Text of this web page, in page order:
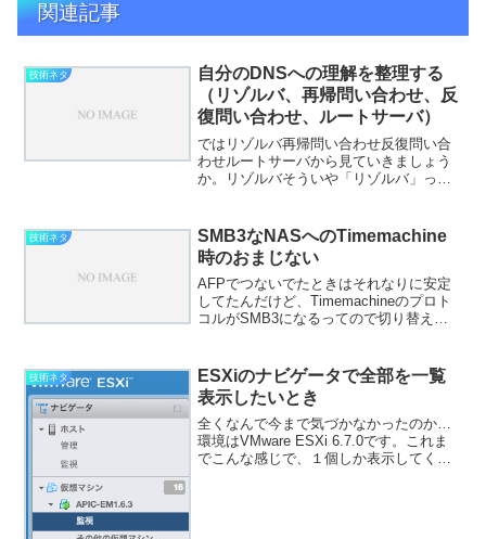
関連記事
技術ネタ
自分のDNSへの理解を整理する
（リゾルバ、再帰問い合わせ、反
復問い合わせ、ルートサーバ）
ではリゾルバ再帰問い合わせ反復問い合
わせルートサーバから見ていきましょう
か。リゾルバそういや「リゾルバ」って
で、直訳したら「答えを見つけてくるも
の」みたいな感じ...
技術ネタ
SMB3なNASへのTimemachine
時のおまじない
AFPでつないでたときはそれなりに安定
してたんだけど、Timemachineのプロト
コルがSMB3になるってので切り替えた
果、自分のところではこの設定を入れる
ことで我慢...
技術ネタ
ESXiのナビゲータで全部を一覧
表示したいとき
全くなんで今まで気づかなかったのか…
環境はVMware ESXi 6.7.0です。これま
でこんな感じで、１個しか表示してくれ